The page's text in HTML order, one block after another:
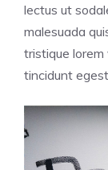
lectus ut
malesuada
tristique
tincidunt